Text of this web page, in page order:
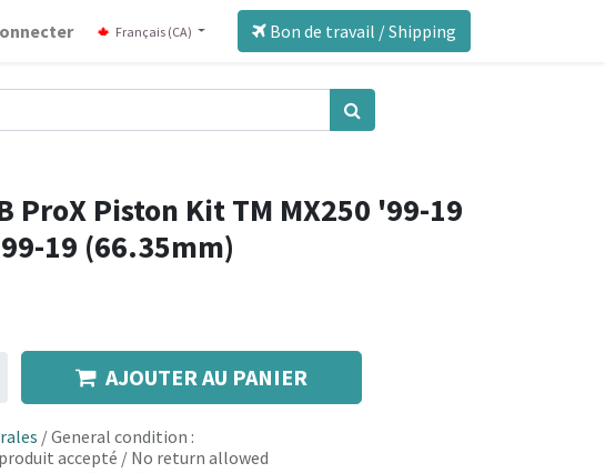
Français (CA) Bon de travail / Shipping
ProX Piston Kit TM MX250 '99-19
19 (66.35mm)
AJOUTER AU PANIER
/ General condition :
accepté / No return allowed